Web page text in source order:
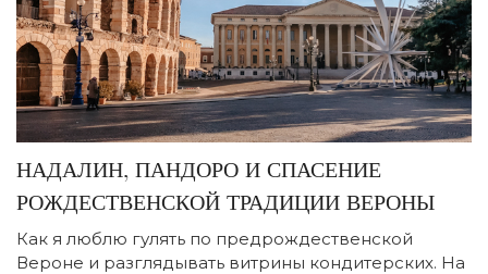
НАДАЛИН, ПАНДОРО И СПАСЕНИЕ
РОЖДЕСТВЕНСКОЙ ТРАДИЦИИ ВЕРОНЫ
Как я люблю гулять по предрождественской
Вероне и разглядывать витрины кондитерских. На